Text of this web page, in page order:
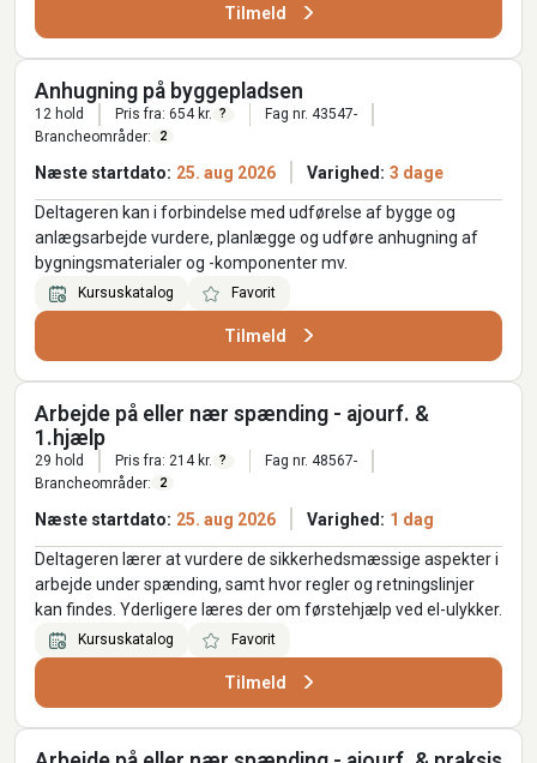
Tilmeld
Anhugning på byggepladsen
12 hold Pris fra: 654 kr. ?
Fag nr. 43547-
Brancheområder:
2
Næste startdato: 25. aug 2026 Varighed: 3 dage
Deltageren kan i forbindelse med udførelse af bygge og
anlægsarbejde vurdere, planlægge og udføre anhugning af
bygningsmaterialer og -komponenter mv.
Kursuskatalog Favorit
Tilmeld
Arbejde på eller nær spænding - ajourf. &
1.hjælp
29 hold Pris fra: 214 kr. ?
Fag nr. 48567-
Brancheområder:
2
Næste startdato: 25. aug 2026 Varighed: 1 dag
Deltageren lærer at vurdere de sikkerhedsmæssige aspekter i
arbejde under spænding, samt hvor regler og retningslinjer
kan findes. Yderligere læres der om førstehjælp ved el-ulykker.
Kursuskatalog Favorit
Tilmeld